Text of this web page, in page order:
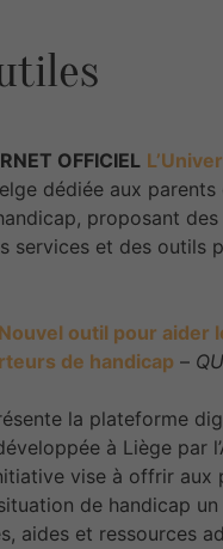
OFFICIEL
dédiée aux parents
proposant des
services et des outils
Nouvel outil pour aider
de handicap –
la plateforme
à Liège par
vise à offrir aux
de handicap
aides et ressources